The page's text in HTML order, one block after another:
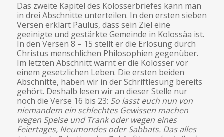
Das zweite Kapitel des Kolosserbriefes kann man
in drei Abschnitte unterteilen. In den ersten sieben
Versen erklärt Paulus, dass sein Ziel eine
geeinigte und gestärkte Gemeinde in Kolossäa ist.
In den Versen 8 – 15 stellt er die Erlösung durch
Christus menschlichen Philosophien gegenüber.
Im letzten Abschnitt warnt er die Kolosser vor
einem gesetzlichen Leben. Die ersten beiden
Abschnitte, haben wir in der Schriftlesung bereits
gehört. Deshalb lesen wir an dieser Stelle nur
noch die Verse 16 bis 23: So lasst euch nun von
niemandem ein schlechtes Gewissen machen
wegen Speise und Trank oder wegen eines
Feiertages, Neumondes oder Sabbats. Das alles